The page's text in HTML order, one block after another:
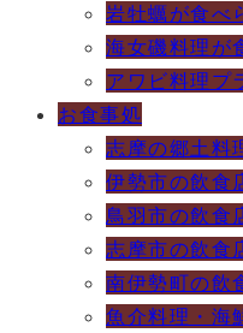
岩牡蠣が食べ
海女磯料理が
アワビ料理プ
お食事処
志摩の郷土料
伊勢市の飲食
鳥羽市の飲食
志摩市の飲食
南伊勢町の飲
魚介料理・海